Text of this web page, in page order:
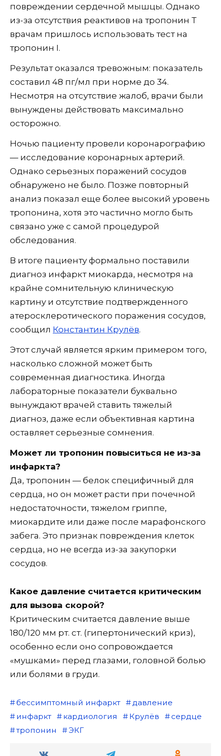
повреждении сердечной мышцы. Однако
из-за отсутствия реактивов на тропонин Т
врачам пришлось использовать тест на
тропонин I.
Результат оказался тревожным: показатель
составил 48 пг/мл при норме до 34.
Несмотря на отсутствие жалоб, врачи были
вынуждены действовать максимально
осторожно.
Ночью пациенту провели коронарографию
— исследование коронарных артерий.
Однако серьезных поражений сосудов
обнаружено не было. Позже повторный
анализ показал еще более высокий уровень
тропонина, хотя это частично могло быть
связано уже с самой процедурой
обследования.
В итоге пациенту формально поставили
диагноз инфаркт миокарда, несмотря на
крайне сомнительную клиническую
картину и отсутствие подтвержденного
атеросклеротического поражения сосудов,
сообщил Константин Крулёв.
Этот случай является ярким примером того,
насколько сложной может быть
современная диагностика. Иногда
лабораторные показатели буквально
вынуждают врачей ставить тяжелый
диагноз, даже если объективная картина
оставляет серьезные сомнения.
Может ли тропонин повыситься не из-за
инфаркта?
Да, тропонин — белок специфичный для
сердца, но он может расти при почечной
недостаточности, тяжелом гриппе,
миокардите или даже после марафонского
забега. Это признак повреждения клеток
сердца, но не всегда из-за закупорки
сосудов.
Какое давление считается критическим
для вызова скорой?
Критическим считается давление выше
180/120 мм рт. ст. (гипертонический криз),
особенно если оно сопровождается
«мушками» перед глазами, головной болью
или болями в груди.
бессимптомный инфаркт
давление
инфаркт
кардиология Крулёв
сердце
тропонин
ЭКГ